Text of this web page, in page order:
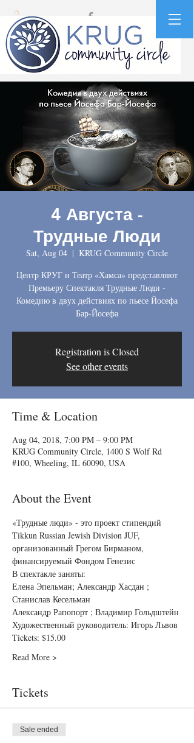
4 Августа -
Трудные Люди
Sat, Aug 04
  |
KRUG Community Circle
Центр КРУГ и Театр «Хамса» представляют
Премьеру Спектакля Трудные Люди -
Комедию в двух действиях по пьесе Йосефа
Бар-Йосефа
Registration is Closed
See other events
Time & Location
Aug 04, 2018, 7:00 PM – 9:00 PM
KRUG Community Circle, 1400 S Wolf Rd
#100, Wheeling, IL 60090, USA
About the Event
«Трудные люди» - это проект стипендий
Tikkun Russian Jewish Division JUF,
организованный Грегом Бирманом,
финансируемый Фондoм Генезис
В спектакле заняты:
Елена Эпельман; Александр Хасдан ;
Станислав Кесельман
Александр Рапопорт ; Владимир Гольдштейн
Художественный руководитель: Игорь Львов
Tickets: $15.00
Read More >
Tickets
Sale ended